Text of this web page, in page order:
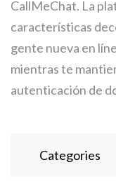
CallMeChat. La
características
gente nueva en
mientras te
autenticación de
Categories